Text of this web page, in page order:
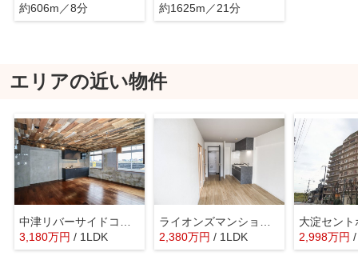
約606m／8分
約1625m／21分
エリアの近い物件
中津リバーサイドコーポＡ棟
3,180万円 / 1LDK
ライオンズマンション中之島公園北
2,380万円 / 1LDK
大淀セント
2,998万円